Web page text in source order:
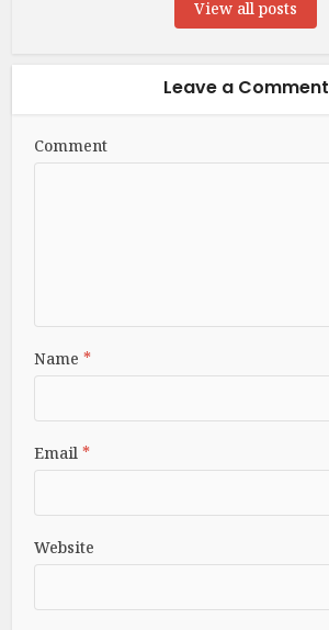
View all posts
Leave a Comment
Comment
Name*
Email*
Website